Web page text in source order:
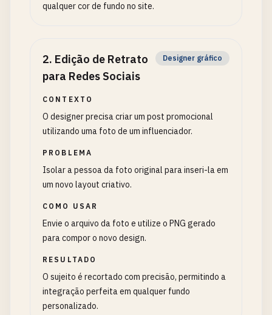
qualquer cor de fundo no site.
2. Edição de Retrato
para Redes Sociais
Designer gráfico
CONTEXTO
O designer precisa criar um post promocional
utilizando uma foto de um influenciador.
PROBLEMA
Isolar a pessoa da foto original para inseri-la em
um novo layout criativo.
COMO USAR
Envie o arquivo da foto e utilize o PNG gerado
para compor o novo design.
RESULTADO
O sujeito é recortado com precisão, permitindo a
integração perfeita em qualquer fundo
personalizado.